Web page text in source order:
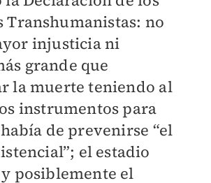
Transhumanistas: no
injusticia ni
grande que
la muerte teniendo al
instrumentos para
de prevenirse “el
el estadio
posiblemente el